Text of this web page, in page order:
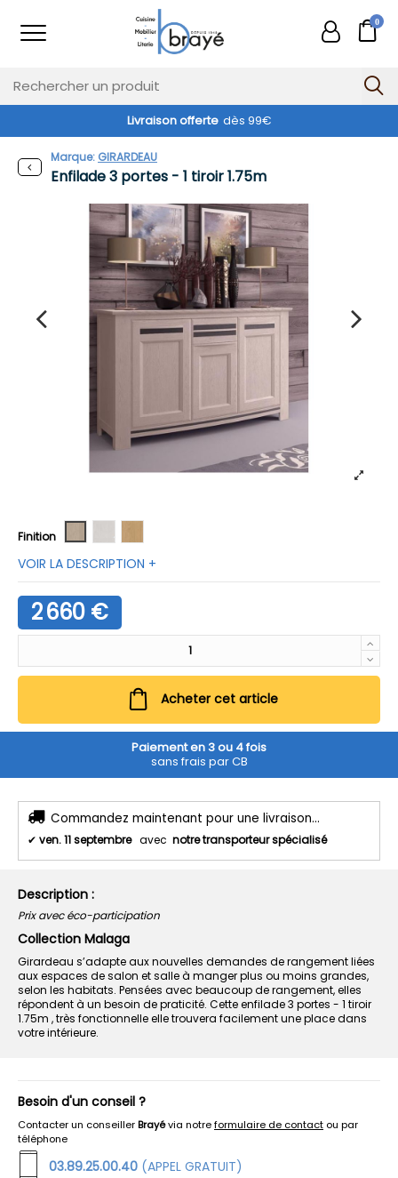
0
Livraison offerte dès 99€
Enfilade 3 portes - 1 tiroir 1.75m
Marque: GIRARDEAU
Finition
VOIR LA DESCRIPTION +
2 660 €
Acheter cet article
Paiement en 3 ou 4 fois
sans frais par CB
Commandez maintenant pour une livraison...
✔ ven. 11 septembre avec notre transporteur spécialisé
Description :
Prix avec éco-participation
Collection Malaga
Girardeau s’adapte aux nouvelles demandes de rangement liées
aux espaces de salon et salle à manger plus ou moins grandes,
selon les habitats. Pensées avec beaucoup de rangement, elles
répondent à un besoin de praticité. Cette enfilade 3 portes - 1 tiroir
1.75m , très fonctionnelle elle trouvera facilement une place dans
votre intérieure.
Besoin d'un conseil ?
Contacter un conseillerBrayévia notreformulaire de contact ou par
téléphone
03.89.25.00.40 (APPEL GRATUIT)